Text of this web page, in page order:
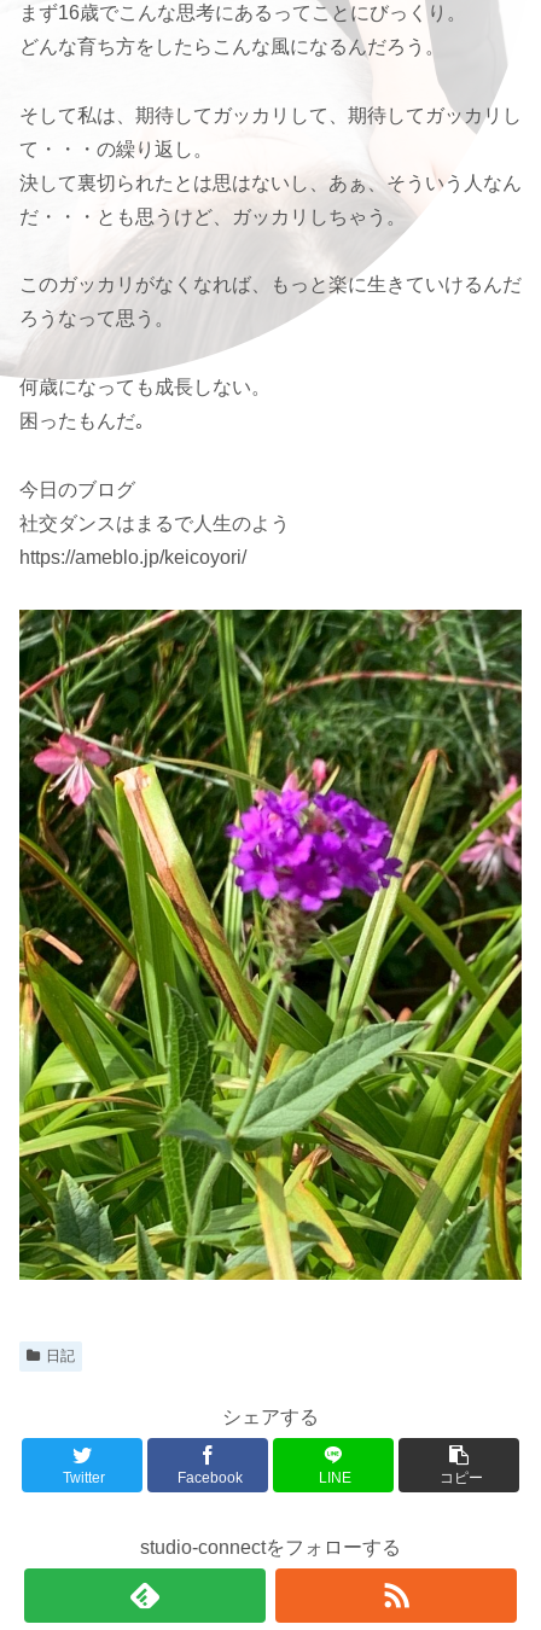
まず16歳でこんな思考にあるってことにびっくり。
どんな育ち方をしたらこんな風になるんだろう。
そして私は、期待してガッカリして、期待してガッカリし
て・・・の繰り返し。
決して裏切られたとは思はないし、あぁ、そういう人なん
だ・・・とも思うけど、ガッカリしちゃう。
このガッカリがなくなれば、もっと楽に生きていけるんだ
ろうなって思う。
何歳になっても成長しない。
困ったもんだ｡
今日のブログ
社交ダンスはまるで人生のよう
https://ameblo.jp/keicoyori/
日記
シェアする
Twitter Facebook LINE コピー
studio-connectをフォローする